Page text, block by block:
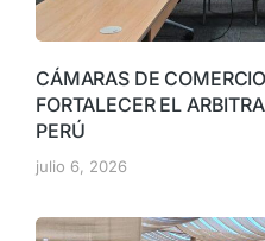
CÁMARAS DE
FORTALECER EL
PERÚ
julio 6, 2026